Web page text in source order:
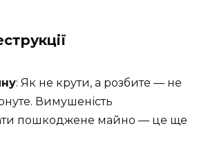
: Як не крути, а розбите — не
Вимушеність
пошкоджене майно — це ще